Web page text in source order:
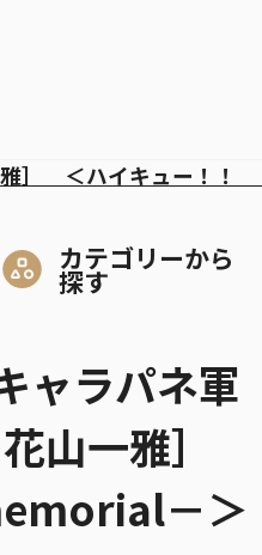
カテゴリーから
探す
］ ＜ハイキュー！
ラパネ軍
山一雅］
－＞